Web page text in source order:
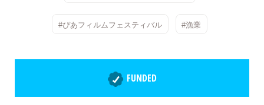
#ぴあフィルムフェスティバル #漁業
FUNDED